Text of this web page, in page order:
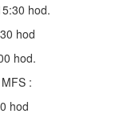
hod.
hod
hod.
:
hod